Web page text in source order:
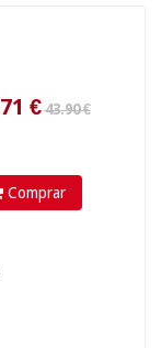
Comprar